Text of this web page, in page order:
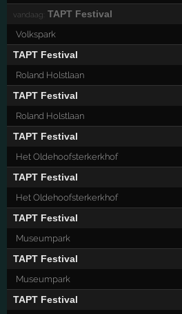
vandaag: TAPT Festival
Volkspark
TAPT Festival
Roland Holstlaan
TAPT Festival
Roland Holstlaan
TAPT Festival
Het Oldehoofsterkerkhof
TAPT Festival
Het Oldehoofsterkerkhof
TAPT Festival
Museumpark
TAPT Festival
Museumpark
TAPT Festival